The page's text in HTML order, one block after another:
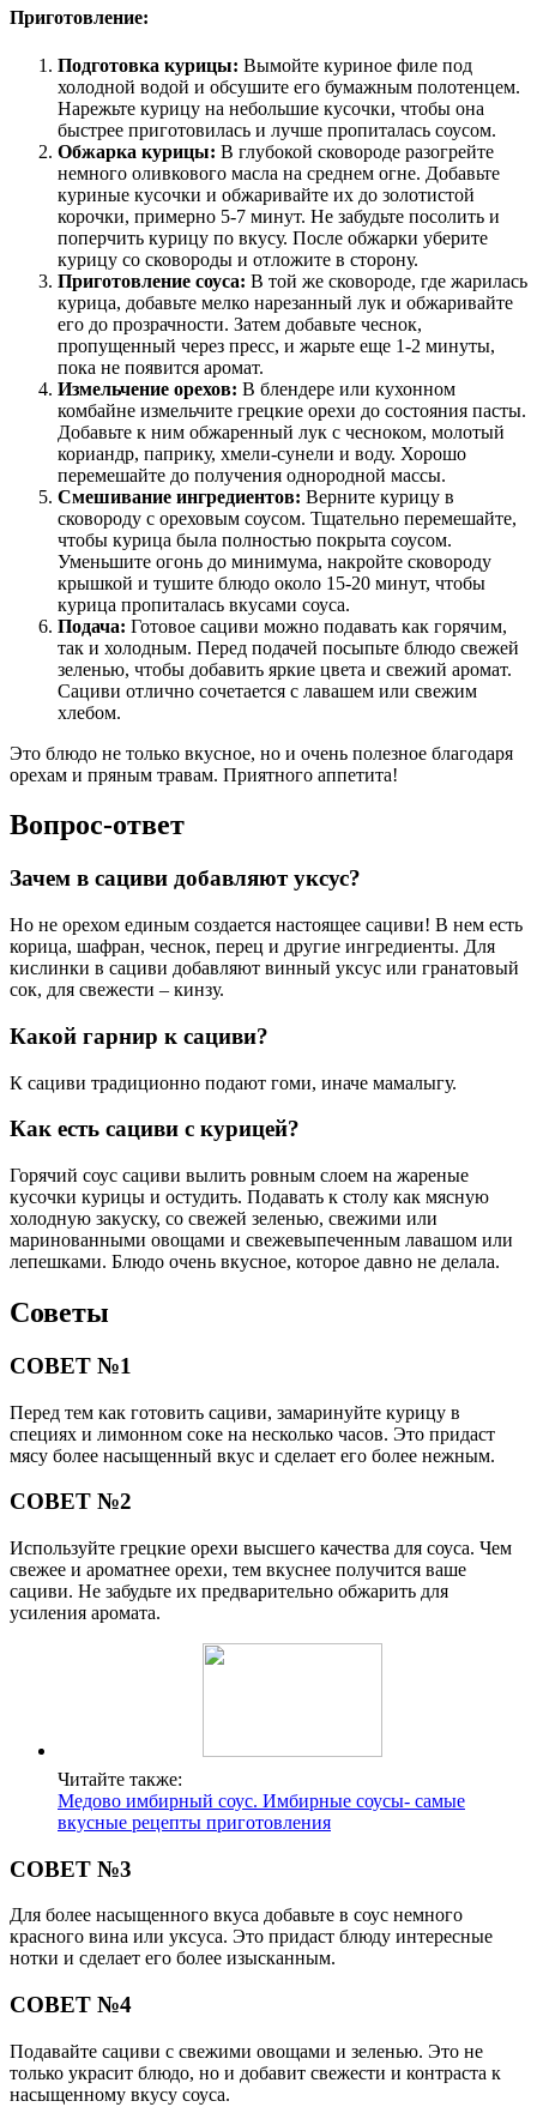
Приготовление:
Подготовка курицы: Вымойте куриное филе под
холодной водой и обсушите его бумажным полотенцем.
Нарежьте курицу на небольшие кусочки, чтобы она
быстрее приготовилась и лучше пропиталась соусом.
Обжарка курицы: В глубокой сковороде разогрейте
немного оливкового масла на среднем огне. Добавьте
куриные кусочки и обжаривайте их до золотистой
корочки, примерно 5-7 минут. Не забудьте посолить и
поперчить курицу по вкусу. После обжарки уберите
курицу со сковороды и отложите в сторону.
Приготовление соуса: В той же сковороде, где жарилась
курица, добавьте мелко нарезанный лук и обжаривайте
его до прозрачности. Затем добавьте чеснок,
пропущенный через пресс, и жарьте еще 1-2 минуты,
пока не появится аромат.
Измельчение орехов: В блендере или кухонном
комбайне измельчите грецкие орехи до состояния пасты.
Добавьте к ним обжаренный лук с чесноком, молотый
кориандр, паприку, хмели-сунели и воду. Хорошо
перемешайте до получения однородной массы.
Смешивание ингредиентов: Верните курицу в
сковороду с ореховым соусом. Тщательно перемешайте,
чтобы курица была полностью покрыта соусом.
Уменьшите огонь до минимума, накройте сковороду
крышкой и тушите блюдо около 15-20 минут, чтобы
курица пропиталась вкусами соуса.
Подача: Готовое сациви можно подавать как горячим,
так и холодным. Перед подачей посыпьте блюдо свежей
зеленью, чтобы добавить яркие цвета и свежий аромат.
Сациви отлично сочетается с лавашем или свежим
хлебом.
Это блюдо не только вкусное, но и очень полезное благодаря
орехам и пряным травам. Приятного аппетита!
Вопрос-ответ
Зачем в сациви добавляют уксус?
Но не орехом единым создается настоящее сациви! В нем есть
корица, шафран, чеснок, перец и другие ингредиенты. Для
кислинки в сациви добавляют винный уксус или гранатовый
сок, для свежести – кинзу.
Какой гарнир к сациви?
К сациви традиционно подают гоми, иначе мамалыгу.
Как есть сациви с курицей?
Горячий соус сациви вылить ровным слоем на жареные
кусочки курицы и остудить. Подавать к столу как мясную
холодную закуску, со свежей зеленью, свежими или
маринованными овощами и свежевыпеченным лавашом или
лепешками. Блюдо очень вкусное, которое давно не делала.
Советы
СОВЕТ №1
Перед тем как готовить сациви, замаринуйте курицу в
специях и лимонном соке на несколько часов. Это придаст
мясу более насыщенный вкус и сделает его более нежным.
СОВЕТ №2
Используйте грецкие орехи высшего качества для соуса. Чем
свежее и ароматнее орехи, тем вкуснее получится ваше
сациви. Не забудьте их предварительно обжарить для
усиления аромата.
Читайте также:
Медово имбирный соус. Имбирные соусы- самые
вкусные рецепты приготовления
СОВЕТ №3
Для более насыщенного вкуса добавьте в соус немного
красного вина или уксуса. Это придаст блюду интересные
нотки и сделает его более изысканным.
СОВЕТ №4
Подавайте сациви с свежими овощами и зеленью. Это не
только украсит блюдо, но и добавит свежести и контраста к
насыщенному вкусу соуса.